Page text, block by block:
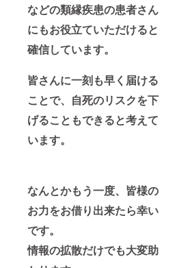
などの類縁疾患の患者さん
にもお役立ていただけると
確信しています。
皆さんに一刻も早く届ける
ことで、自死のリスクを下
げることもできると考えて
います。
なんとかもう一度、皆様の
お力をお借り出来たら幸い
です。
情報の拡散だけでも大変助